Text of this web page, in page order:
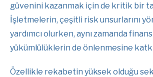
güvenini kazanmak için de kritik bir
İşletmelerin, çeşitli risk unsurlarını
yardımcı olurken, aynı zamanda
yükümlülüklerin de önlenmesine
Özellikle rekabetin yüksek olduğu